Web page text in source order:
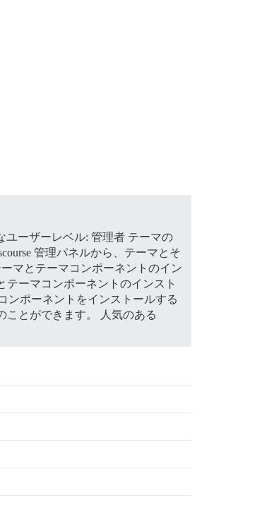
ユーザーレベル: 管理者 テーマの
管理パネルから、テーマとそ
マとテーマコンポーネントのイン
テーマコンポーネントのインスト
ンポーネントをインストールする
ことができます。 人気のある